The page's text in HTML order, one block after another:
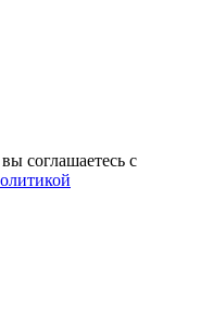
соглашаетесь с